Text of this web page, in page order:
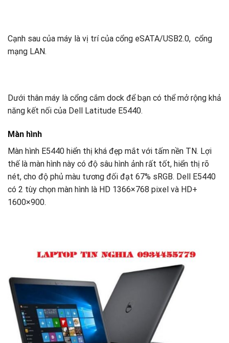
Cạnh sau của máy là vị trí của cổng eSATA/USB2.0, cổng
mạng LAN.
Dưới thân máy là cổng cắm dock để bạn có thể mở rộng khả
năng kết nối của Dell Latitude E5440.
Màn hình
Màn hình E5440 hiển thị khá đẹp mắt với tấm nền TN. Lợi
thế là màn hình này có độ sâu hình ảnh rất tốt, hiển thị rõ
nét, cho độ phủ màu tương đối đạt 67% sRGB. Dell E5440
có 2 tùy chọn màn hình là HD 1366×768 pixel và HD+
1600×900.